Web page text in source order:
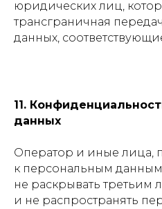
юридических лиц,
трансграничная
данных,
11.
данных
Оператор и иные лица,
к персональным
не раскрывать третьим
и не распространять